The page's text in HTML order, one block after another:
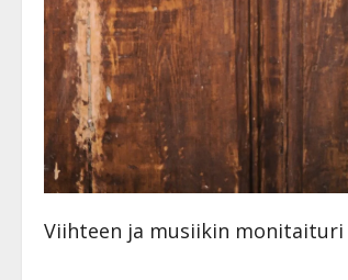
Viihteen ja musiikin monitaituri